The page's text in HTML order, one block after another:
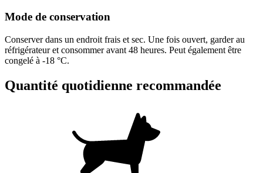
Mode de conservation
Conserver dans un endroit frais et sec. Une fois ouvert, garder au
réfrigérateur et consommer avant 48 heures. Peut également être
congelé à -18 °C.
Quantité quotidienne recommandée